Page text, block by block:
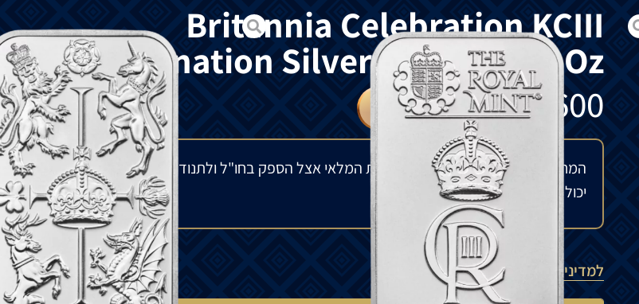
Britannia Celebration KCIII
Coronation Silver Bar Sheet 1 Oz
600
₪ להזמנה מיוחדת
המחיר עשוי להשתנות בהתאם לזמינות המלאי אצל הספק בחו"ל ולתנודות בשוק העולמי. הפער
יכול לנוע בין 15% ל-35%.
למדיניות המשלוחים